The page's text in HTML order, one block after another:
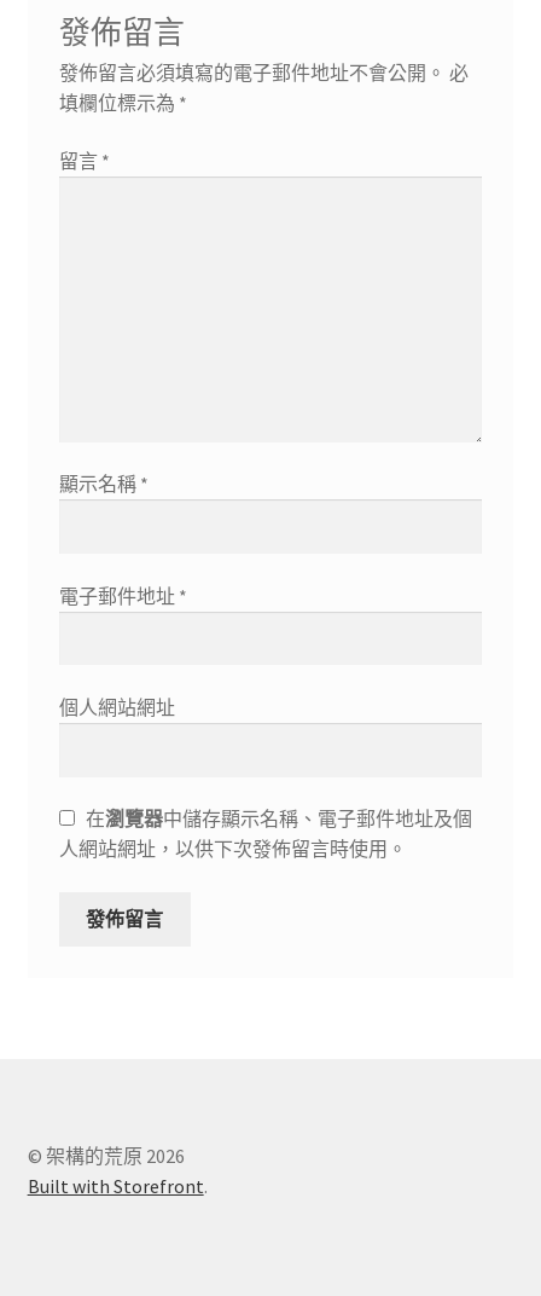
發佈留言
發佈留言必須填寫的電子郵件地址不會公開。 必
填欄位標示為 *
留言 *
顯示名稱 *
電子郵件地址 *
個人網站網址
在瀏覽器中儲存顯示名稱、電子郵件地址及個
人網站網址，以供下次發佈留言時使用。
© 架構的荒原 2026
Built with Storefront.